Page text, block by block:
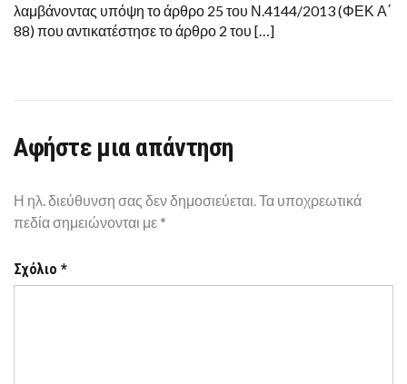
λαμβάνοντας υπόψη το άρθρο 25 του Ν.4144/2013 (ΦΕΚ Α΄
88) που αντικατέστησε το άρθρο 2 του […]
Αφήστε μια απάντηση
Η ηλ. διεύθυνση σας δεν δημοσιεύεται. Τα υποχρεωτικά
πεδία σημειώνονται με *
Σχόλιο *